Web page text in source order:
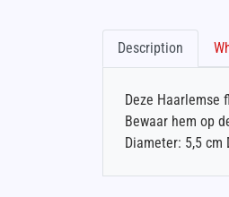
Description
Deze Haarlemse
Bewaar hem op
Diameter: 5,5